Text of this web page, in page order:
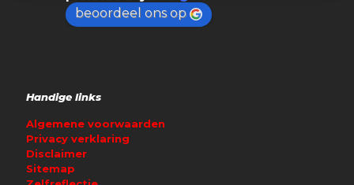
beoordeel ons op
Handige links
Algemene voorwaarden
Privacy verklaring
Disclaimer
Sitemap